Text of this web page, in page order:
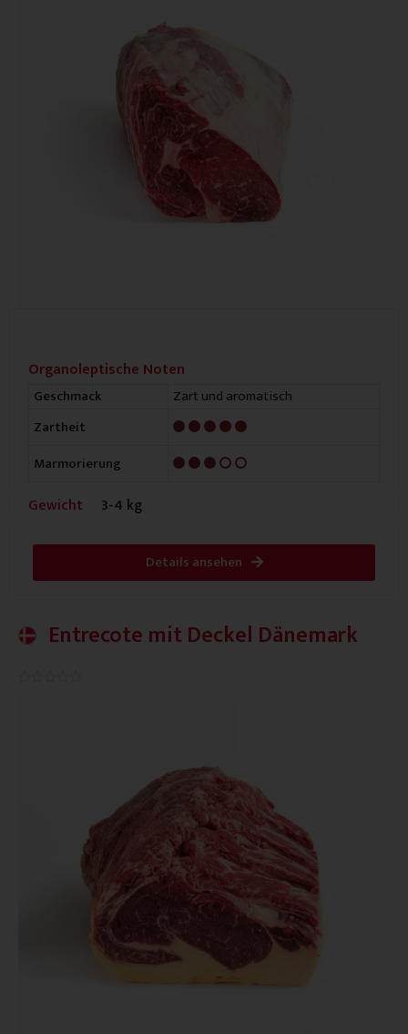
Organoleptische Noten
Geschmack
Zart und aromatisch
Zartheit
5/5
Marmorierung 3/5
Gewicht 3-4 kg
Details ansehen
Entrecote mit Deckel Dänemark